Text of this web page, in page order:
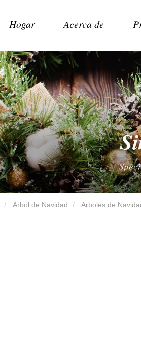
Hogar Acerca de
Árbol de Navidad Arboles de